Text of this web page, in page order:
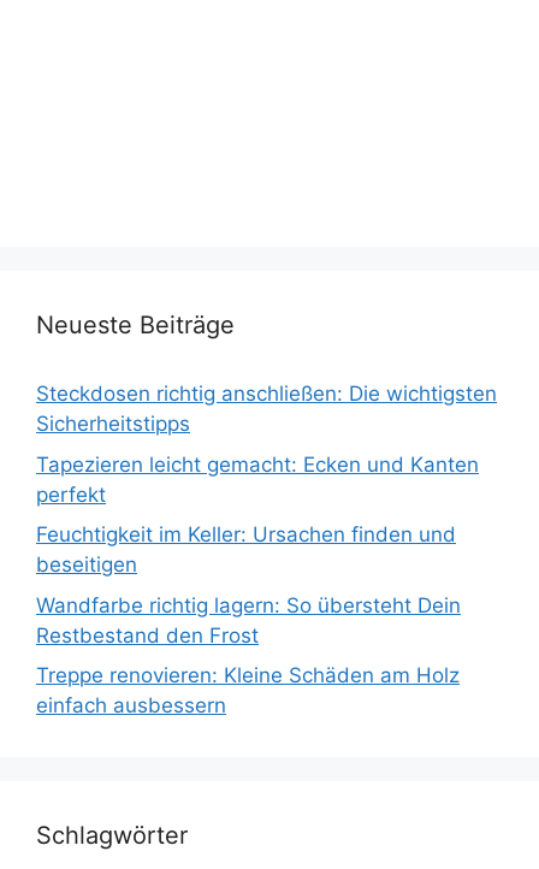
Neueste Beiträge
Steckdosen richtig anschließen: Die wichtigsten
Sicherheitstipps
Tapezieren leicht gemacht: Ecken und Kanten
perfekt
Feuchtigkeit im Keller: Ursachen finden und
beseitigen
Wandfarbe richtig lagern: So übersteht Dein
Restbestand den Frost
Treppe renovieren: Kleine Schäden am Holz
einfach ausbessern
Schlagwörter